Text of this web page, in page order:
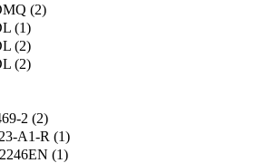
(2)
(1)
(2)
(2)
2 (2)
A1-R (1)
(1)